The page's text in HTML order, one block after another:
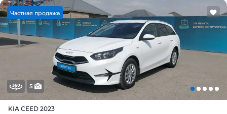
Частная продажа
5
KIA CEED 2023